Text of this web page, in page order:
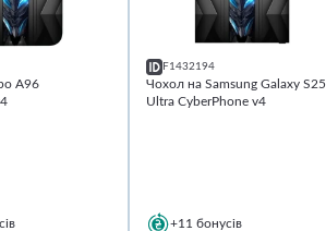
A96
F1432194
Чохол на Samsung Galaxy S25
Ultra CyberPhone v4
+11 бонусів